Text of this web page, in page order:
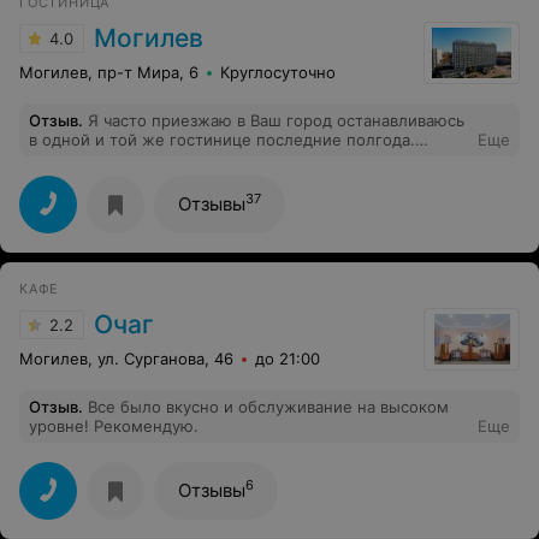
Отдыхом остались очень довольны. дома хорошие,
красивые с горячей водой и отоплением, хозяева не
раз угощали домашними продуктами. Баня, качели,
детская горка, лодка, беседка на воде и у дома,
бильярд и т.д. Спасибо большое хозяевам и в
4.0 Могилев
Могилев, пр-т Мира, 6 Круглосуточно
Отзыв. Я часто приезжаю в Ваш город останавливаюсь
в одной и той же гостинице последние полгода.
радость при возвращении в гостиницу "Могилев"!
Красивый вид из окна, советую посетить эту
гостиницу. Душевная обстановка и доброжелательный
персонал, всегда рады любому гостю . Спасибо!!!!
Еще
Отзывы37
КАФЕ
2.2 Очаг
Могилев, ул. Сурганова, 46 до 21:00
Отзыв. Все было вкусно и обслуживание на высоком
уровне! Рекомендую.
Еще
Отзывы6